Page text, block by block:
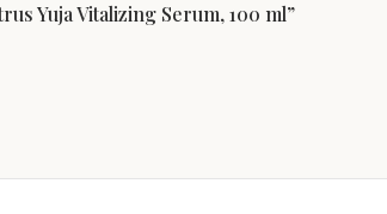
Yuja Vitalizing Serum, 100 ml”